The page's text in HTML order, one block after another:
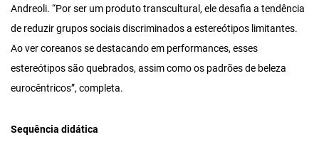
Andreoli. “Por ser um produto transcultural, ele desafia a tendência
de reduzir grupos sociais discriminados a estereótipos limitantes.
Ao ver coreanos se destacando em performances, esses
estereótipos são quebrados, assim como os padrões de beleza
eurocêntricos”, completa.
Sequência didática